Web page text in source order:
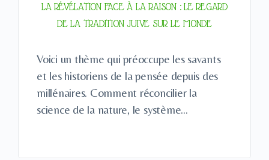
LA RÉVÉLATION FACE À LA RAISON : LE REGARD
DE LA TRADITION JUIVE SUR LE MONDE
Voici un thème qui préoccupe les savants
et les historiens de la pensée depuis des
millénaires. Comment réconcilier la
science de la nature, le système…